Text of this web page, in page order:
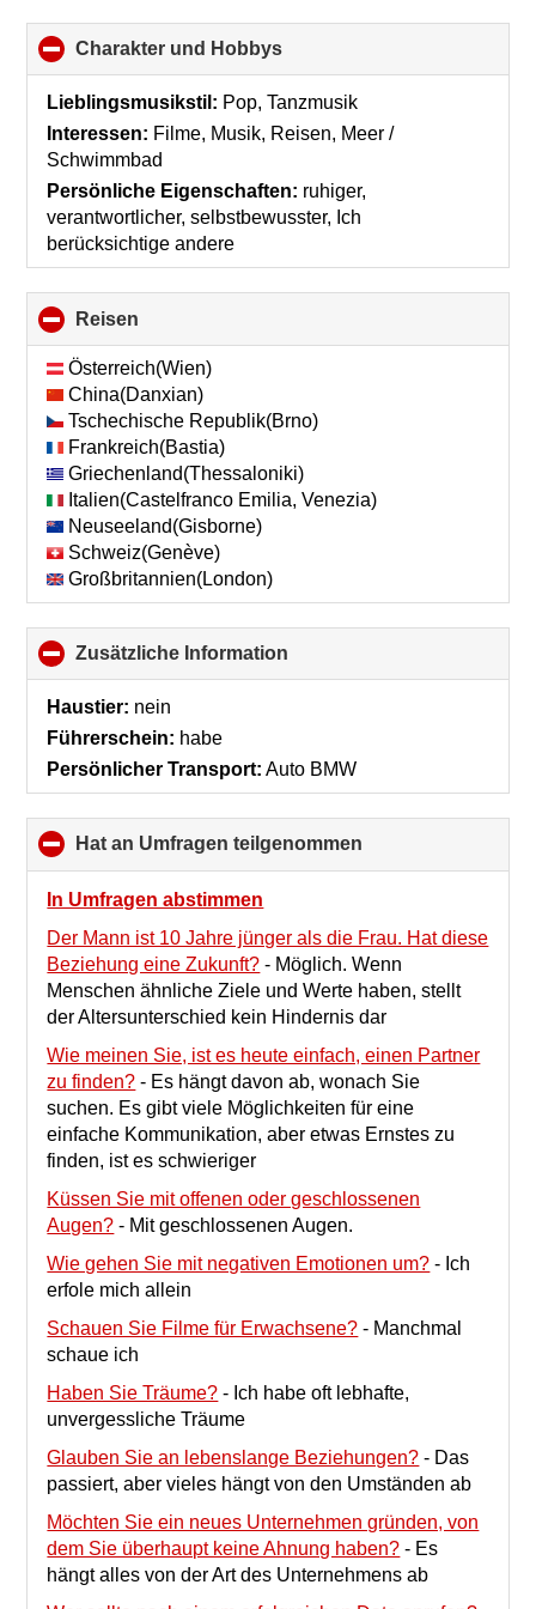
Charakter und Hobbys
to
collapse
Lieblingsmusikstil: Pop, Tanzmusik
Interessen: Filme, Musik, Reisen, Meer /
Schwimmbad
Persönliche Eigenschaften: ruhiger,
verantwortlicher, selbstbewusster, Ich
berücksichtige andere
Reisen
to
collapse
contents
Österreich(Wien)
China(Danxian)
Tschechische Republik(Brno)
Frankreich(Bastia)
Griechenland(Thessaloniki)
Italien(Castelfranco Emilia, Venezia)
Neuseeland(Gisborne)
Schweiz(Genève)
Großbritannien(London)
Zusätzliche Information
to
Haustier: nein
Führerschein: habe
Persönlicher Transport: Auto BMW
Hat an Umfragen teilgenommen
to
In Umfragen abstimmen
Der Mann ist 10 Jahre jünger als die Frau. Hat diese
Beziehung eine Zukunft? - Möglich. Wenn
Menschen ähnliche Ziele und Werte haben, stellt
der Altersunterschied kein Hindernis dar
Wie meinen Sie, ist es heute einfach, einen Partner
zu finden? - Es hängt davon ab, wonach Sie
suchen. Es gibt viele Möglichkeiten für eine
einfache Kommunikation, aber etwas Ernstes zu
finden, ist es schwieriger
Küssen Sie mit offenen oder geschlossenen
Augen? - Mit geschlossenen Augen.
Wie gehen Sie mit negativen Emotionen um? - Ich
erfole mich allein
Schauen Sie Filme für Erwachsene? - Manchmal
schaue ich
Haben Sie Träume? - Ich habe oft lebhafte,
unvergessliche Träume
Glauben Sie an lebenslange Beziehungen? - Das
passiert, aber vieles hängt von den Umständen ab
Möchten Sie ein neues Unternehmen gründen, von
dem Sie überhaupt keine Ahnung haben? - Es
hängt alles von der Art des Unternehmens ab